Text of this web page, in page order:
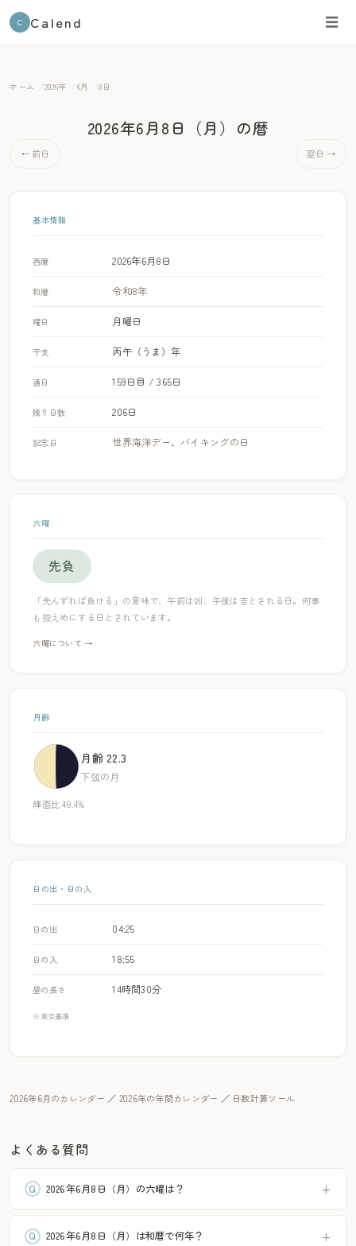
C Calend ☰
ホーム 2026年 6月 8日
← 前日
2026年6月8日（月） の暦
翌日 →
基本情報
西暦 2026年6月8日
和暦 令和8年
曜日 月曜日
干支 丙午（うま）年
通日 159日目 / 365日
残り日数 206日
記念日 世界海洋デー、 バイキングの日
六曜
先負
「先んずれば負ける」の意味で、午前は凶、午後は吉とされる日。何事
も控えめにする日とされています。
六曜について →
月齢
月齢 22.3
下弦の月
輝面比 48.4%
日の出・日の入
日の出 04:25
日の入 18:55
昼の長さ 14時間30分
※東京基準
2026年6月のカレンダー ／ 2026年の年間カレンダー ／ 日数計算ツール
よくある質問
2026年6月8日（月）の六曜は？
2026年6月8日（月）は和暦で何年？